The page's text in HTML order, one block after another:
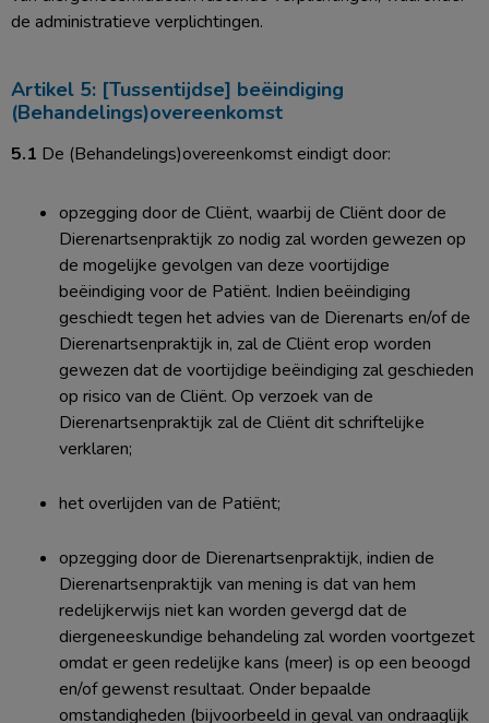
de administratieve verplichtingen.
Artikel 5: [Tussentijdse] beëindiging
(Behandelings)overeenkomst
5.1 De (Behandelings)overeenkomst eindigt door:
opzegging door de Cliënt, waarbij de Cliënt door de
Dierenartsenpraktijk zo nodig zal worden gewezen op
de mogelijke gevolgen van deze voortijdige
beëindiging voor de Patiënt. Indien beëindiging
geschiedt tegen het advies van de Dierenarts en/of de
Dierenartsenpraktijk in, zal de Cliënt erop worden
gewezen dat de voortijdige beëindiging zal geschieden
op risico van de Cliënt. Op verzoek van de
Dierenartsenpraktijk zal de Cliënt dit schriftelijke
verklaren;
het overlijden van de Patiënt;
opzegging door de Dierenartsenpraktijk, indien de
Dierenartsenpraktijk van mening is dat van hem
redelijkerwijs niet kan worden gevergd dat de
diergeneeskundige behandeling zal worden voortgezet
omdat er geen redelijke kans (meer) is op een beoogd
en/of gewenst resultaat. Onder bepaalde
omstandigheden (bijvoorbeeld in geval van ondraaglijk